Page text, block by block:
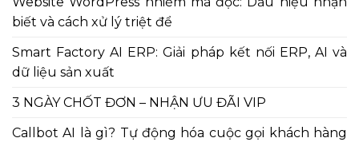
biết và cách xử lý triệt để
Smart Factory AI ERP: Giải pháp kết nối ERP, AI và
dữ liệu sản xuất
3 NGÀY CHỐT ĐƠN – NHẬN ƯU ĐÃI VIP
Callbot AI là gì? Tự động hóa cuộc gọi khách hàng